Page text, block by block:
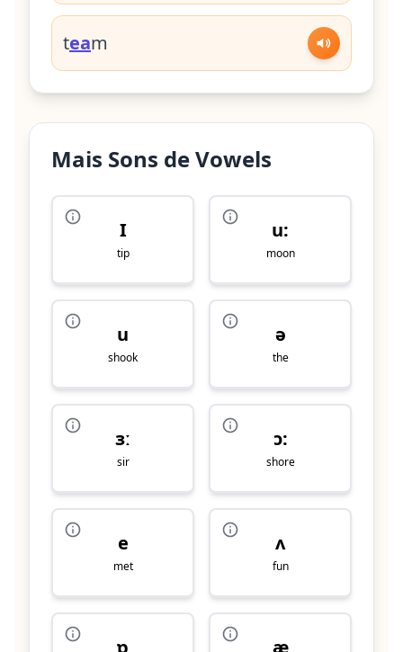
team
Mais Sons de Vowels
I
tip
u:
moon
u
shook
ə
the
ɜː
sir
ɔ:
shore
e
met
ʌ
fun